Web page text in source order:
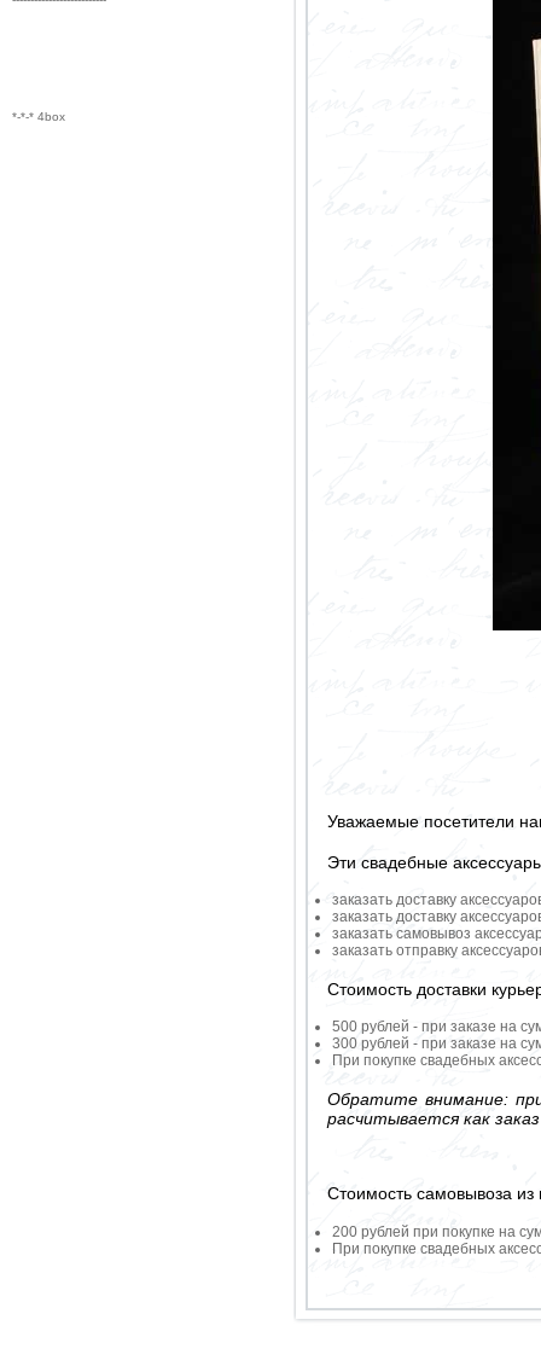
*-*-* 4box
Уважаемые посетители
Эти свадебные
заказать доставку
заказать доставку
заказать самовывоз
заказать отправку
Стоимость доставки
500 рублей - при заказе на
300 рублей - при заказе на
При покупке свадебных
Обратите внимание:
расчитывается как
Стоимость самовывоза из
200 рублей при покупке на
При покупке свадебных